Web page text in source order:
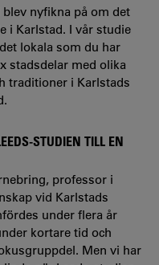
nyfikna på om det
i Karlstad. I vår studie
lokala som du har
stadsdelar med olika
traditioner i Karlstads
STUDIEN TILL EN
professor i
vid Karlstads
under flera år
kortare tid och
Men vi har